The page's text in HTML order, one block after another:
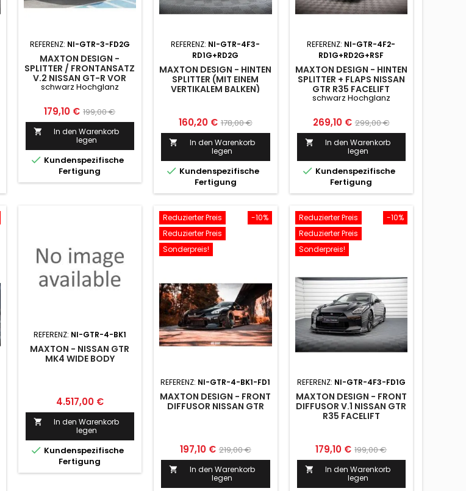
REFERENZ: NI-GTR-3-FD2G
MAXTON DESIGN -
SPLITTER / FRONTANSATZ
V.2 NISSAN GT-R VOR
FACELIFT COUPE (R35-
HOCHGLANZ
schwarz Hochglanz
Preis
179,10 € Normaler
Preis
199,00 €

In den Warenkorb
legen
 Kundenspezifische
Fertigung
REFERENZ: NI-GTR-4F3-
RD1G+RD2G
MAXTON DESIGN - HINTEN
SPLITTER (MIT EINEM
VERTIKALEM BALKEN)
Preis
160,20 € Normaler
Preis
178,00 €

In den Warenkorb
legen
 Kundenspezifische
Fertigung
REFERENZ: NI-GTR-4F2-
RD1G+RD2G+RSF
MAXTON DESIGN - HINTEN
SPLITTER + FLAPS NISSAN
GTR R35 FACELIFT
SCHWARZ HOCHGLANZ
schwarz Hochglanz
Preis
269,10 € Normaler
Preis
299,00 €

In den Warenkorb
legen
 Kundenspezifische
Fertigung
REFERENZ: NI-GTR-4-BK1
MAXTON - NISSAN GTR
MK4 WIDE BODY
Preis
4.517,00 €

In den Warenkorb
legen
 Kundenspezifische
Fertigung
-10%
Reduzierter Preis
Reduzierter Preis
Sonderpreis!
REFERENZ: NI-GTR-4-BK1-FD1
MAXTON DESIGN - FRONT
DIFFUSOR NISSAN GTR
Preis
197,10 € Normaler
Preis
219,00 €

In den Warenkorb
legen
-10%
Reduzierter Preis
Reduzierter Preis
Sonderpreis!
REFERENZ: NI-GTR-4F3-FD1G
MAXTON DESIGN - FRONT
DIFFUSOR V.1 NISSAN GTR
R35 FACELIFT
Preis
179,10 € Normaler
Preis
199,00 €

In den Warenkorb
legen